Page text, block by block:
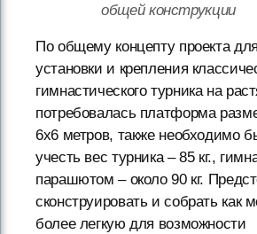
общей конструкции
По общему концепту проекта для
установки и крепления
гимнастического турника на
потребовалась платформа
6х6 метров, также необходимо
учесть вес турника – 85 кг.,
парашютом – около 90 кг.
сконструировать и собрать как
более легкую для возможности